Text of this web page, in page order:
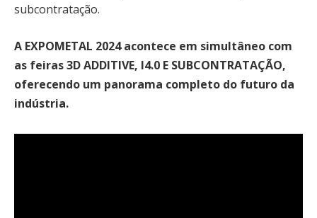
subcontratação.
A EXPOMETAL 2024 acontece em simultâneo com
as feiras 3D ADDITIVE, I4.0 E SUBCONTRATAÇÃO,
oferecendo um panorama completo do futuro da
indústria.